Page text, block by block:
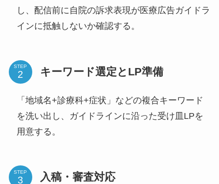
し、配信前に自院の訴求表現が医療広告ガイドラ
インに抵触しないか確認する。
STEP キーワード選定とLP準備
「地域名+診療科+症状」などの複合キーワード
を洗い出し、ガイドラインに沿った受け皿LPを
用意する。
STEP 入稿・審査対応